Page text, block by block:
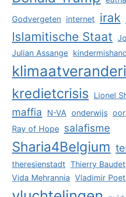
Godvergeten internet irak
Islamitische Staat
Julian Assange
kredietcrisis Lionel
maffia
N-VA onderwijs
Ray of Hope salafisme
Sharia4Belgium
theresienstadt Thierry Baudet
Vida Mehrannia Vladimir